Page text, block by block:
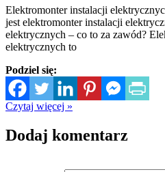
Elektromonter instalacji
jest elektromonter instalacji
elektrycznych – co to za zawód?
elektrycznych to
Podziel się:
Czytaj więcej »
Dodaj komentarz